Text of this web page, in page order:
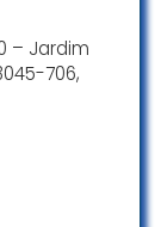
me
no
– Jardim
706,